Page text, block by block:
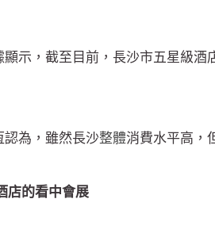
示，截至目前，長沙市五星級
為，雖然長沙整體消費水平高，
店的看中會展